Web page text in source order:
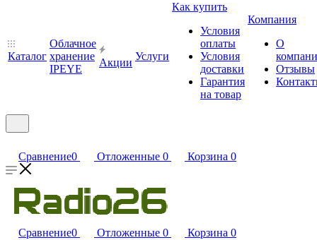
Каталог
Облачное
хранение
IPEYE
Акции
Услуги
Как купить
Условия
оплаты
Условия
доставки
Гарантия
на товар
Компания
О
Отзывы
Сравнение0 Отложенные 0 Корзина 0
Сравнение0 Отложенные 0 Корзина 0